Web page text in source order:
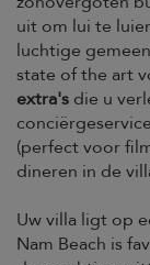
uit om lui te
luchtige
state of the art
extra's die u
(perfect voor
dineren in de
Uw villa ligt op
Nam Beach is